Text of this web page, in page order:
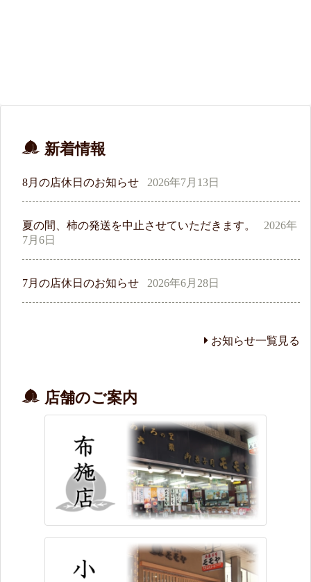
新着情報
8月の店休日のお知らせ 2026年7月13日
夏の間、柿の発送を中止させていただきます。
2026年
7月6日
7月の店休日のお知らせ 2026年6月28日
お知らせ一覧見る
店舗のご案内